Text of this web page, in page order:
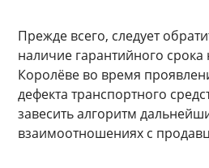
Прежде всего, следует
наличие гарантийного
Королёве во время
дефекта транспортного
завесить алгоритм
взаимоотношениях с